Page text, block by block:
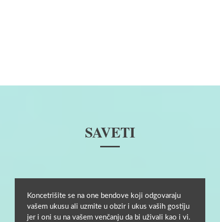
SAVETI
Koncetrišite se na one bendove koji odgovaraju
vašem ukusu ali uzmite u obzir i ukus vaših gostiju
jer i oni su na vašem venčanju da bi uživali kao i vi.